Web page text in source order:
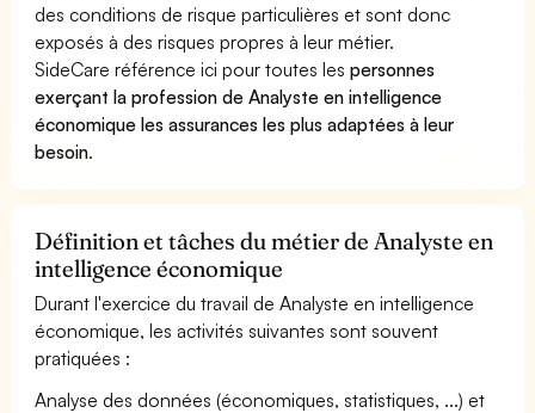
des conditions de risque particulières et sont donc
exposés à des risques propres à leur métier.
SideCare référence ici pour toutes lespersonnes
exerçant la profession de Analyste en intelligence
économique les assurances les plus adaptées à leur
besoin.
Définition et tâches du métier de Analyste en
intelligence économique
Durant l'exercice du travail de Analyste en intelligence
économique, les activités suivantes sont souvent
pratiquées :
Analyse des données (économiques, statistiques, ...) et